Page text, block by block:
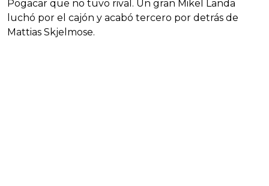
Pogacar que no tuvo rival. Un gran Mikel Landa
luchó por el cajón y acabó tercero por detrás de
Mattias Skjelmose.